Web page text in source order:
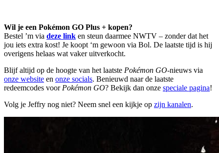
Wil je een Pokémon GO Plus + kopen?
Bestel ’m via deze link en steun daarmee NWTV – zonder dat het
jou iets extra kost! Je koopt ‘m gewoon via Bol. De laatste tijd is hij
overigens helaas wat vaker uitverkocht.
Blijf altijd op de hoogte van het laatste Pokémon GO-nieuws via
onze website en onze socials. Benieuwd naar de laatste
redeemcodes voor Pokémon GO? Bekijk dan onze speciale pagina!
Volg je Jeffry nog niet? Neem snel een kijkje op zijn kanalen.